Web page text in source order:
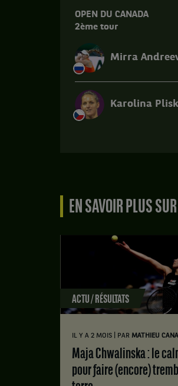
Canada.
Seizième
finale.
Katerina
Siniakova,
République
Tchèque
,
le
match
Andreeva,
Sorana
Cirstea,
Score
:
Set
OPEN DU CANADA
2ème tour
Mirra
Karolina
2ème
Andreeva,
de
série
5
gagne
le
match
contre
EN SAVOIR PLUS
ACTU / RÉSULTATS
IL Y A 2 MOIS PAR MATHIEU
Maja Chwalinska : le calme
pour faire (encore)